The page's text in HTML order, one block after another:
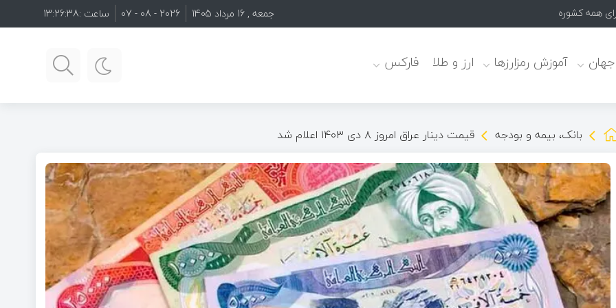
همه کشورها است جمعه , 16 مرداد 1405 2026 - 08 - 07 ساعت :13:26:39
جهان آموزش رمزارزها ارز و طلا فارکس
بانک، بیمه و بودجه قیمت دینار عراق امروز ۸ دی ۱۴۰۳ اعلام شد